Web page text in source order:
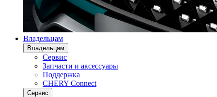
Владельцам
Владельцам
Сервис
Запчасти и аксессуары
Поддержка
CHERY Connect
Сервис